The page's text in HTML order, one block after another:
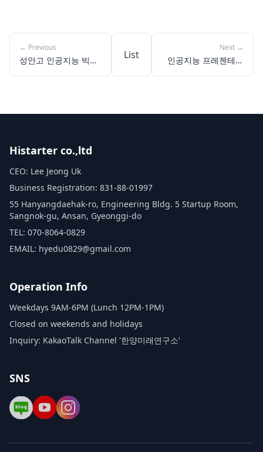
← Previous
성안고 인공지능 빅데
List
Next →
인공지능 프레젠테이
Histarter co.,ltd
CEO: Lee Jeong Uk
Business Registration: 831-88-01997
55 Hanyangdaehak-ro, Engineering Bldg. 5 Startup Room,
Sangnok-gu, Ansan, Gyeonggi-do
TEL: 070-8064-0829
EMAIL: hyedu0829@gmail.com
Operation Info
Weekdays 9AM-6PM (Lunch 12PM-1PM)
Closed on weekends and holidays
Inquiry: KakaoTalk Channel '한양미래연구소'
SNS